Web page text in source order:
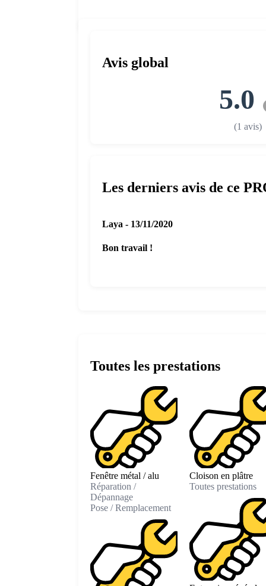
Toutes les prestations
Fenêtre métal / alu
Réparation /
Dépannage
Pose / Remplacement
Cloison en plâtre
Toutes prestations
Avis global
5.0
(1 avis)
Les derniers avis de ce
Laya - 13/11/2020
Bon travail !